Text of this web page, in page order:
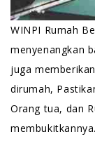
WINPI Rumah
menyenangkan
juga
dirumah,
Orang tua, dan
membukitkannya.